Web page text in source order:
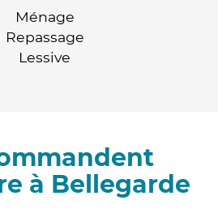
Ménage
Repassage
Lessive
à Bellegarde